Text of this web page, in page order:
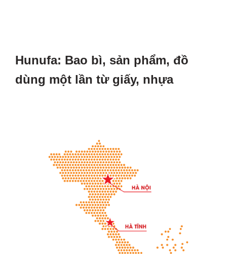
Hunufa: Bao bì, sản phẩm, đồ
dùng một lần từ giấy, nhựa